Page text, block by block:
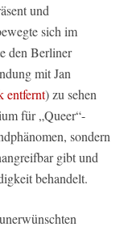
und
sich im
den Berliner
mit Jan
entfernt) zu sehen
für „Queer“-
sondern
gibt und
behandelt.